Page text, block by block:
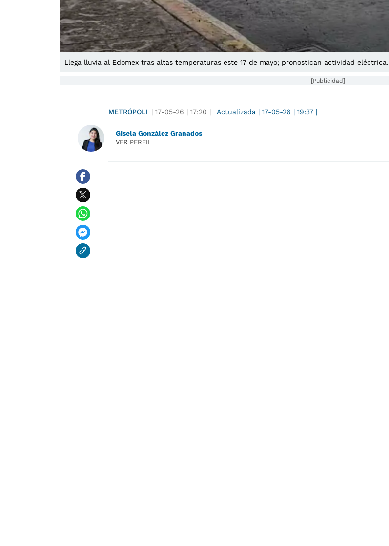
Llega lluvia al Edomex tras altas temperaturas este 17 de mayo; pronostican actividad eléctrica.
[Publicidad]
METRÓPOLI | 17-05-26 | 17:20 | Actualizada | 17-05-26 | 19:37 |
Gisela González Granados
VER PERFIL